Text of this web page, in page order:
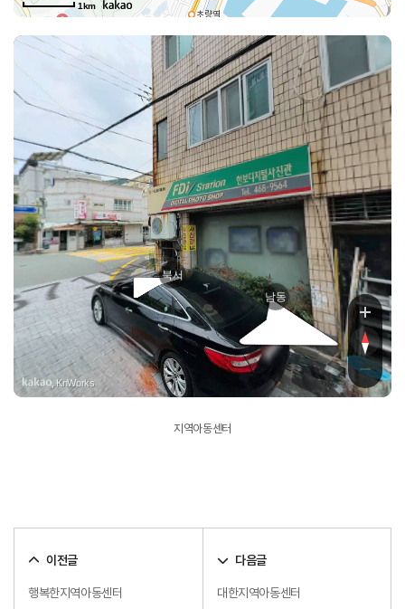
1km
중
북서
남동
, KnWorks
지역아동센터
이전글
행복한지역아동센터
다음글
대한지역아동센터